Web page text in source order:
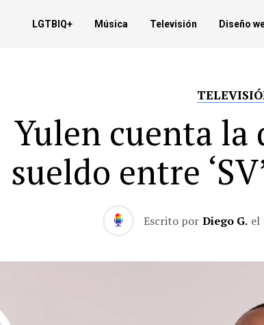
LGTBIQ+ Música Televisión Diseño
Yulen cuenta la
sueldo entre
Escrito por Diego G. el